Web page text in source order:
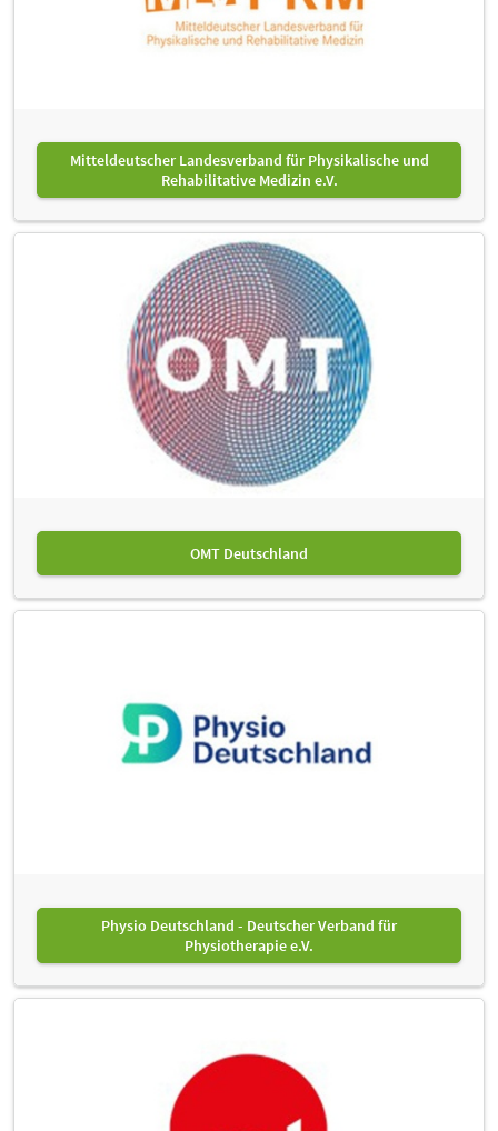
Mitteldeutscher Landesverband für Physikalische und
Rehabilitative Medizin e.V.
OMT Deutschland
Physio Deutschland - Deutscher Verband für
Physiotherapie e.V.